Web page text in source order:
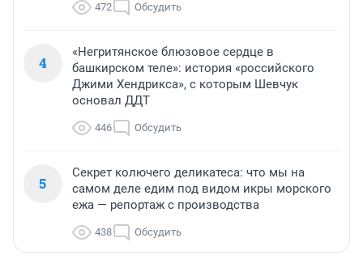
472 Обсудить
4
«Негритянское блюзовое сердце в
башкирском теле»: история «российского
Джими Хендрикса», с которым Шевчук
основал ДДТ
446 Обсудить
5
Секрет колючего деликатеса: что мы на
самом деле едим под видом икры морского
ежа — репортаж с производства
438 Обсудить